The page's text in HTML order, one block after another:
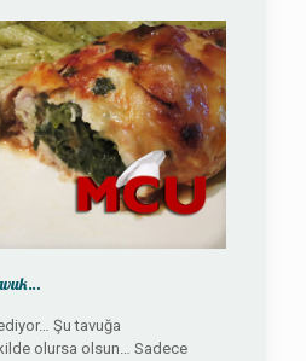
Şu tavuğa
olursa olsun… Sadece